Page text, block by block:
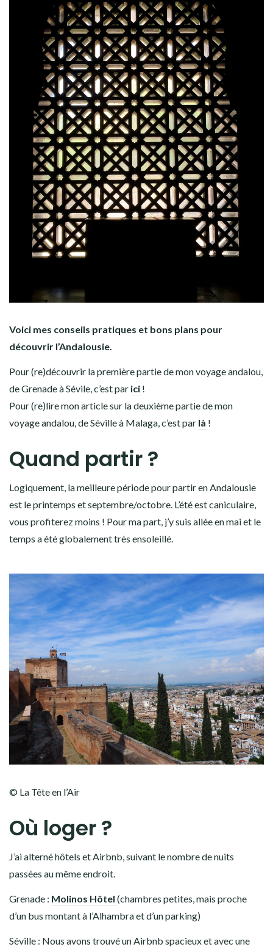
Voici mes conseils pratiques et bons plans pour
découvrir l’Andalousie.
Pour (re)découvrir la première partie de mon voyage andalou,
de Grenade à Sévile, c’est par ici !
Pour (re)lire mon article sur la deuxième partie de mon
voyage andalou, de Séville à Malaga, c’est par là !
Quand partir ?
Logiquement, la meilleure période pour partir en Andalousie
est le printemps et septembre/octobre. L’été est caniculaire,
vous profiterez moins ! Pour ma part, j’y suis allée en mai et le
temps a été globalement très ensoleillé.
© La Tête en l’Air
Où loger ?
J’ai alterné hôtels et Airbnb, suivant le nombre de nuits
passées au même endroit.
Grenade : Molinos Hôtel (chambres petites, mais proche
d’un bus montant à l’Alhambra et d’un parking)
Séville : Nous avons trouvé un Airbnb spacieux et avec une